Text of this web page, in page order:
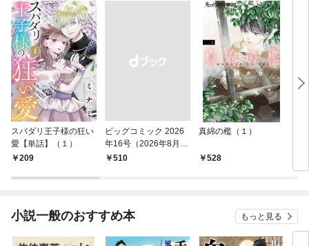
スパダリ王子様の狂い
愛【単話】（１）
209
ビッグコミック 2026
年16号（2026年8月7
日発売）
￥510
真綿の檻（１）
528
小説一般のおすすめ本 もっと見る